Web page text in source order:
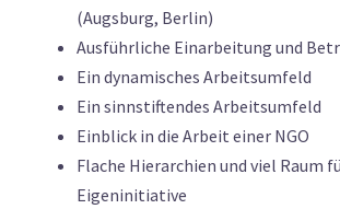
(Augsburg, Berlin)
Ausführliche Einarbeitung und
Ein dynamisches Arbeitsumfeld
Ein sinnstiftendes Arbeitsumfeld
Einblick in die Arbeit einer NGO
Flache Hierarchien und viel Raum
Eigeninitiative